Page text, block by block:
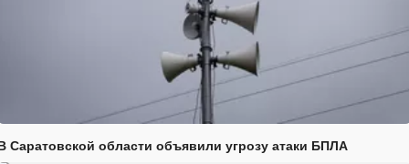
Саратовской области объявили угрозу атаки БПЛА